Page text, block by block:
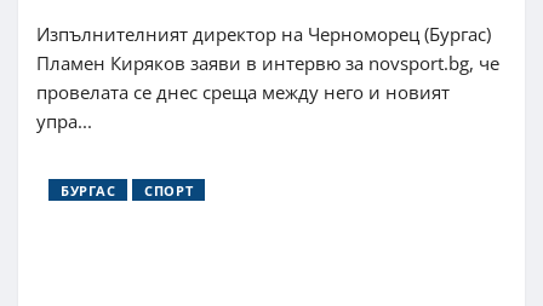
Изпълнителният директор на Черноморец (Бургас)
Пламен Киряков заяви в интервю за novsport.bg, че
провелата се днес среща между него и новият
упра...
БУРГАС СПОРТ